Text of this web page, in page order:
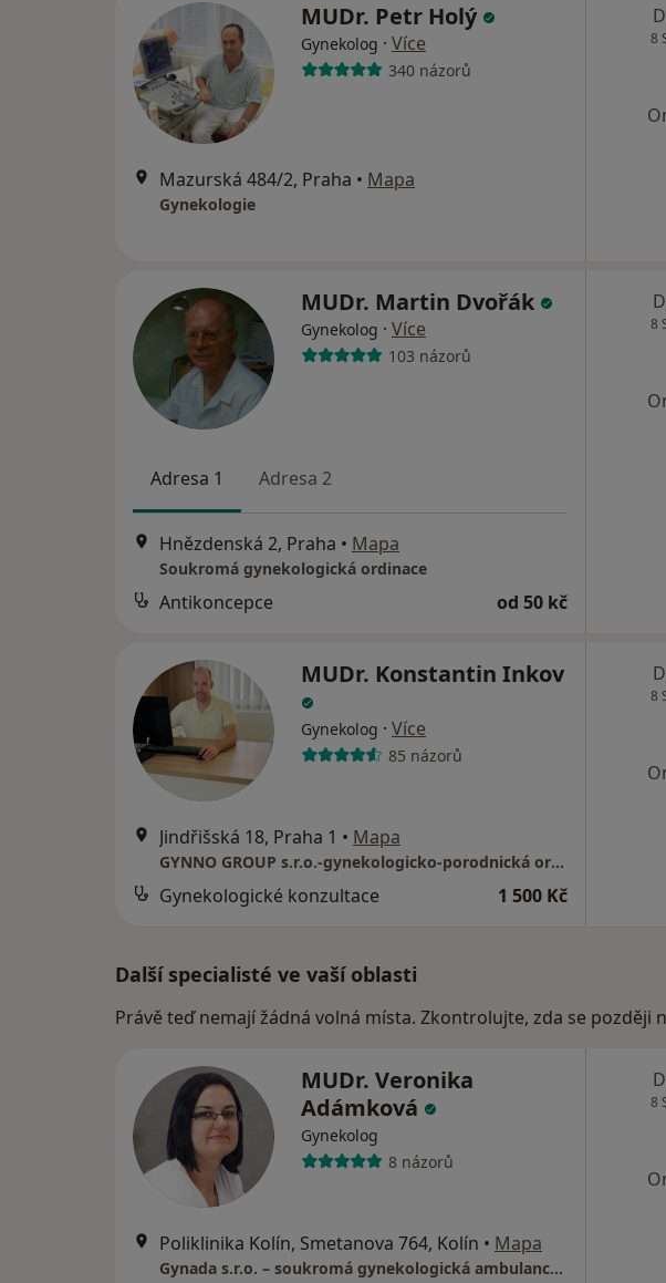
MUDr. Petr Holý
Gynekolog · Více
340 názorů
Mazurská 484/2, Praha • Mapa
Gynekologie
8
MUDr. Martin Dvořák
Gynekolog · Více
103 názorů
Adresa 1 Adresa 2
Hnězdenská 2, Praha • Mapa
Soukromá gynekologická ordinace
Antikoncepce od 50 kč
8
MUDr. Konstantin Inkov
Gynekolog · Více
85 názorů
Jindřišská 18, Praha 1 • Mapa
GYNNO GROUP s.r.o.-gynekologicko-porodnická ordinace
Gynekologické konzultace 1 500 Kč
8
Další specialisté ve vaší oblasti
Právě teď nemají žádná volná místa. Zkontrolujte, zda se později
MUDr. Veronika
Adámková
Gynekolog
8 názorů
Poliklinika Kolín, Smetanova 764, Kolín • Mapa
Gynada s.r.o. – soukromá gynekologická ambulance Kolín
8